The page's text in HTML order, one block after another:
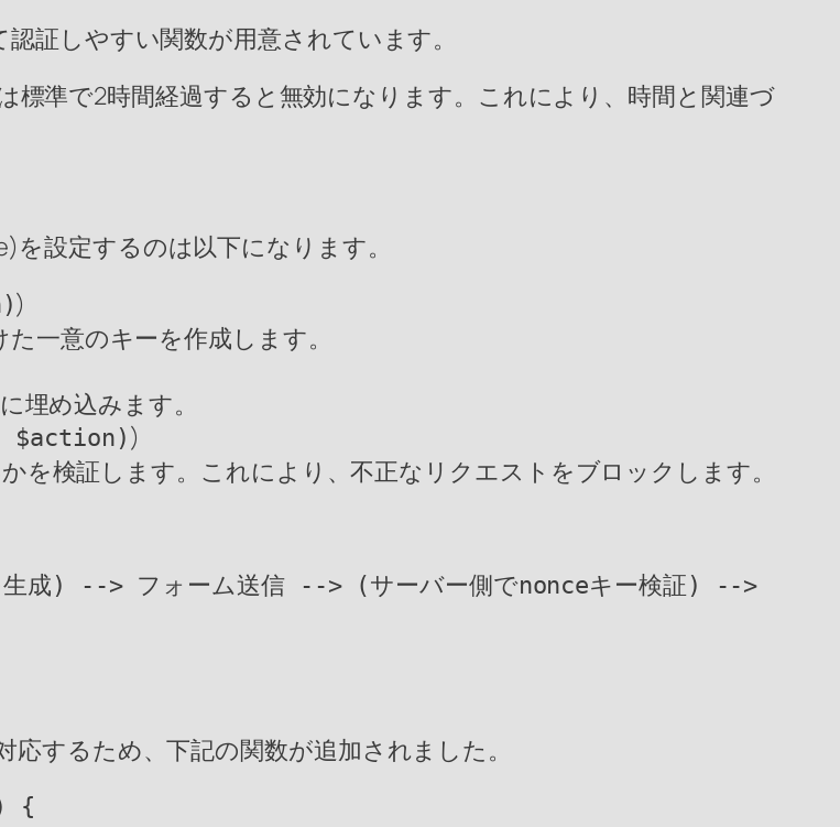
証しやすい関数が用意されています。
準で2時間経過すると無効になります。これにより、時間と関連づ
設定するのは以下になります。
)
一意のキーを作成します。
埋め込みます。
$action) )
を検証します。これにより、不正なリクエストをブロックします。
生成) --> フォーム送信 --> (サーバー側でnonceキー検証) -->
するため、下記の関数が追加されました。
{